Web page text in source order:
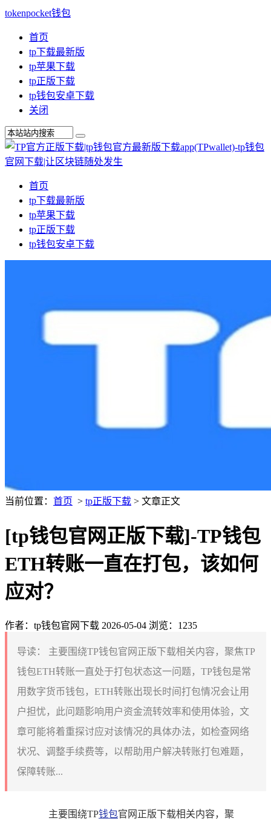
tokenpocket钱包
首页
tp下载最新版
tp苹果下载
tp正版下载
tp钱包安卓下载
关闭
首页
tp下载最新版
tp苹果下载
tp正版下载
tp钱包安卓下载
当前位置： 首页 > tp正版下载 > 文章正文
[tp钱包官网正版下载]-TP钱包
ETH转账一直在打包，该如何
应对？
作者：tp钱包官网下载 2026-05-04 浏览：1235
导读：
主要围绕TP钱包官网正版下载相关内容，聚焦TP
钱包ETH转账一直处于打包状态这一问题，TP钱包是常
用数字货币钱包，ETH转账出现长时间打包情况会让用
户担忧，此问题影响用户资金流转效率和使用体验，文
章可能将着重探讨应对该情况的具体办法，如检查网络
状况、调整手续费等，以帮助用户解决转账打包难题，
保障转账...
主要围绕TP钱包官网正版下载相关内容，聚